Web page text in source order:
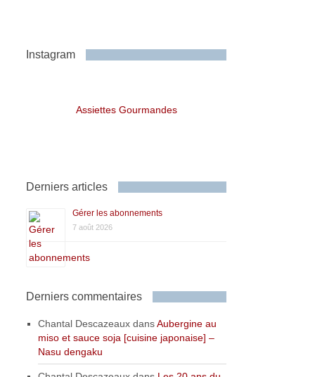
Instagram
Assiettes Gourmandes
Derniers articles
Gérer les abonnements
7 août 2026
Derniers commentaires
Chantal Descazeaux dansAubergine au
miso et sauce soja [cuisine japonaise] –
Nasu dengaku